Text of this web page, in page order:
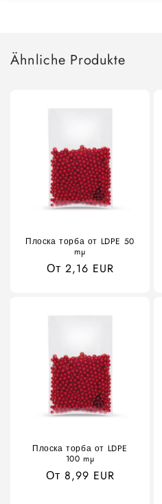
Ähnliche Produkte
Плоска торба от LDPE 50
mµ
Редовна
От 2,16 EUR
Плоска торба от LDPE
100 mµ
Обичайна
От 8,99 EUR